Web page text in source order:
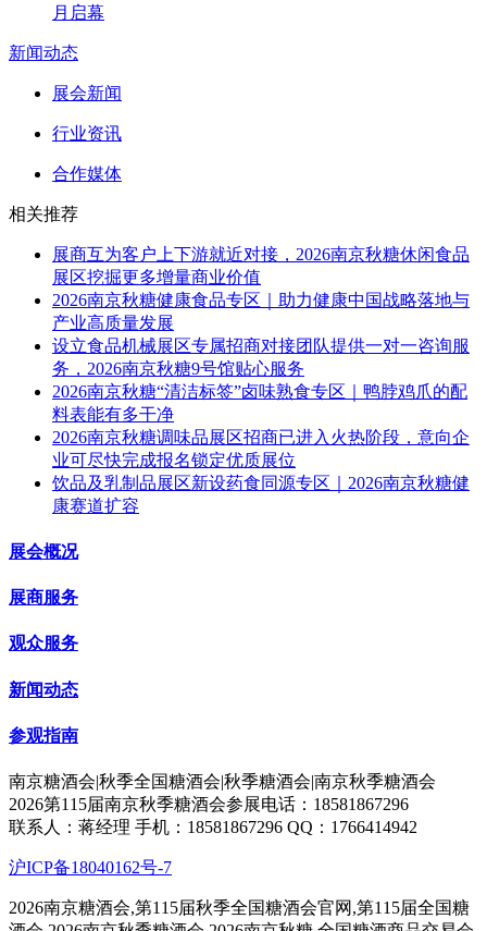
月启幕
新闻动态
展会新闻
行业资讯
合作媒体
相关推荐
展商互为客户上下游就近对接，2026南京秋糖休闲食品
展区挖掘更多增量商业价值
2026南京秋糖健康食品专区｜助力健康中国战略落地与
产业高质量发展
设立食品机械展区专属招商对接团队提供一对一咨询服
务，2026南京秋糖9号馆贴心服务
2026南京秋糖“清洁标签”卤味熟食专区｜鸭脖鸡爪的配
料表能有多干净
2026南京秋糖调味品展区招商已进入火热阶段，意向企
业可尽快完成报名锁定优质展位
饮品及乳制品展区新设药食同源专区｜2026南京秋糖健
康赛道扩容
展会概况
展商服务
观众服务
新闻动态
参观指南
南京糖酒会|秋季全国糖酒会|秋季糖酒会|南京秋季糖酒会
2026第115届南京秋季糖酒会参展电话：18581867296
联系人：蒋经理 手机：18581867296 QQ：1766414942
沪ICP备18040162号-7
2026南京糖酒会,第115届秋季全国糖酒会官网,第115届全国糖